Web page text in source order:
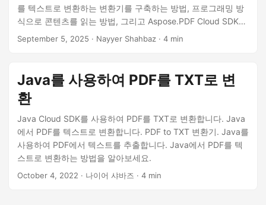
를 텍스트로 변환하는 변환기를 구축하는 방법, 프로그래밍 방
식으로 콘텐츠를 읽는 방법, 그리고 Aspose.PDF Cloud SDK
for .NET를 사용하여 PDF에서 고도의 정확도로 텍스트 추출을
September 5, 2025 · Nayyer Shahbaz · 4 min
Java를 사용하여 PDF를 TXT로 변
환
Java Cloud SDK를 사용하여 PDF를 TXT로 변환합니다. Java
에서 PDF를 텍스트로 변환합니다. PDF to TXT 변환기. Java를
사용하여 PDF에서 텍스트를 추출합니다. Java에서 PDF를 텍
스트로 변환하는 방법을 알아보세요.
October 4, 2022 · 나이어 샤바즈 · 4 min